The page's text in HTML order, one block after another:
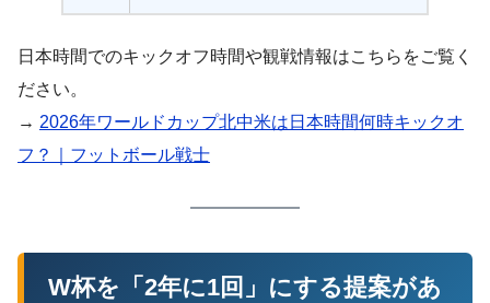
日本時間でのキックオフ時間や観戦情報はこちらをご覧く
ださい。
→ 2026年ワールドカップ北中米は日本時間何時キックオ
フ？｜フットボール戦士
W杯を「2年に1回」にする提案があ